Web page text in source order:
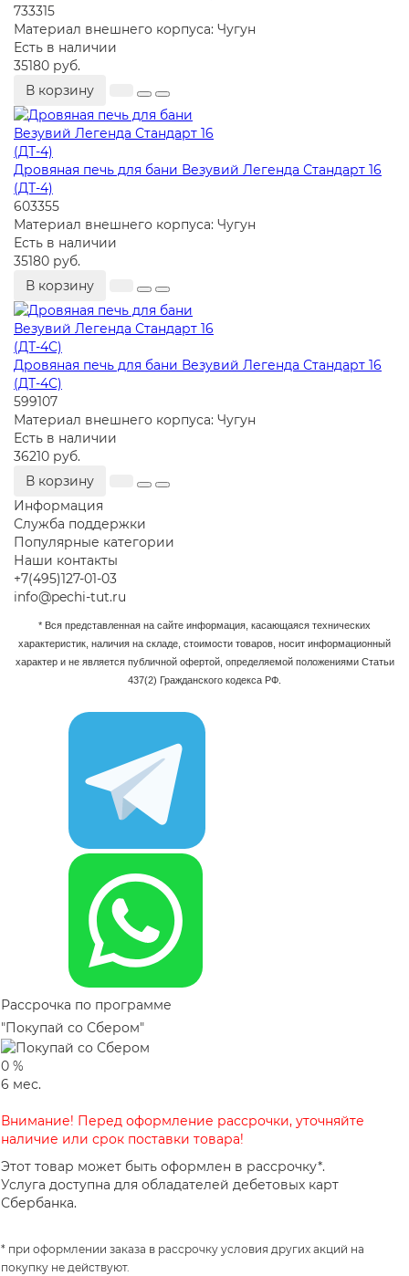
733315
Материал внешнего корпуса: Чугун
Есть в наличии
35180 руб.
В корзину
Дровяная печь для бани Везувий Легенда Стандарт 16
(ДТ-4)
603355
Материал внешнего корпуса: Чугун
Есть в наличии
35180 руб.
В корзину
Дровяная печь для бани Везувий Легенда Стандарт 16
(ДТ-4С)
599107
Материал внешнего корпуса: Чугун
Есть в наличии
36210 руб.
В корзину
Информация
Служба поддержки
Популярные категории
Наши контакты
+7(495)127-01-03
info@pechi-tut.ru
* Вся представленная на сайте информация, касающаяся технических
характеристик, наличия на складе, стоимости товаров, носит информационный
характер и не является публичной офертой, определяемой положениями Статьи
437(2) Гражданского кодекса РФ.
Рассрочка по программе
"Покупай со Сбером"
0 %
6 мес.
Внимание! Перед оформление рассрочки, уточняйте
наличие или срок поставки товара!
Этот товар может быть оформлен в рассрочку*.
Услуга доступна для обладателей дебетовых карт
Сбербанка.
* при оформлении заказа в рассрочку условия других акций на
покупку не действуют.